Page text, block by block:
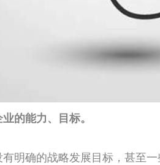
的能力、目标。
明确的战略发展目标，甚至